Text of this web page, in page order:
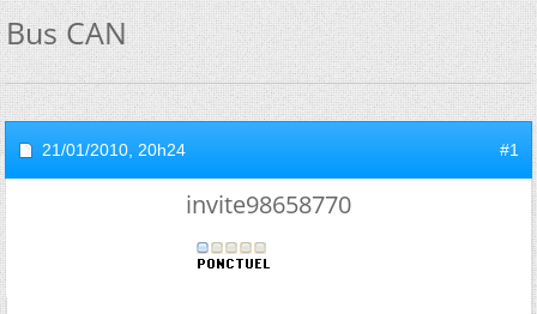
Bus CAN
21/01/2010, 20h24 #1
invite98658770